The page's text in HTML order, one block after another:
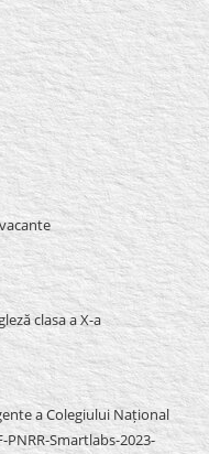
clasa a X-a
a Colegiului Național
Smartlabs-2023-